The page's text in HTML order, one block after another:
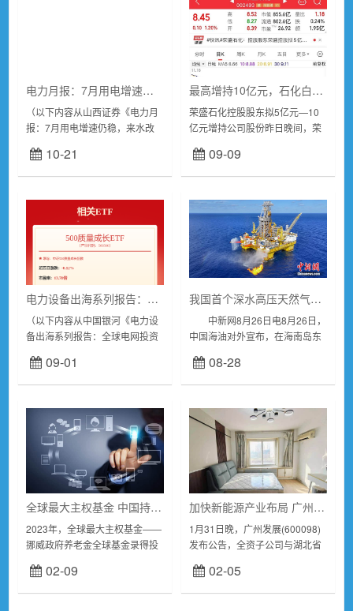
电力月报：7月用电增速仍稳，来水改善下水电持续发力
（以下内容从山西证券《电力月
报：7月用电增速仍稳，来水改
文摘录）投资要点：电力月度数
据：7月行情回顾：7月CS电力
10-21
最高增持10亿元，石化白马股股东再度出手！能源领域重磅利好，大规模设备更新方案印发！13只业绩翻倍股出炉
荣盛石化控股股东拟5亿元—10
亿元增持公司股份昨日晚间，荣
拟增持股份，金额不低于人民币
5亿元且不超过人民币10亿元，
09-09
电力设备出海系列报告：全球电网投资高增，电力设备出海可期
（以下内容从中国银河《电力设
备出海系列报告：全球电网投资
附件原文摘录）全球电网投资
2030年有望翻番达6000亿美
09-01
我国首个深水高压天然气开发项目钻完井作业全部完成
中新网8月26日电8月26日，
中国海油对外宣布，在海南岛东
然气开发井“深海一号”二期项目
A12井(LS25-1-A12井)放喷...
08-28
全球最大主权基金 中国持仓曝光！
2023年，全球最大主权基金――
挪威政府养老金全球基金录得投
达22220亿挪威克朗，折合人民
币15191.73亿元。截至去年
02-09
加快新能源产业布局 广州发展拟8亿元投建能源一体化项目
1月31日晚，广州发展(600098)
发布公告，全资子公司与湖北省
面战略合作协议》，共同推进江
陵县能源一体化项目，预计总投
02-05